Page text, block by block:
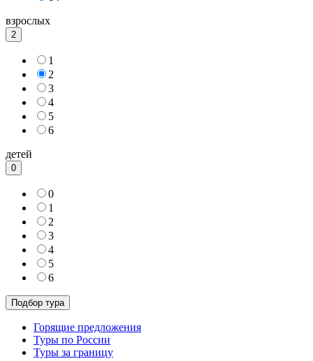
взрослых
2
1
2
3
4
5
6
детей
0
0
1
2
3
4
5
6
Горящие предложения
Туры по России
Туры за границу